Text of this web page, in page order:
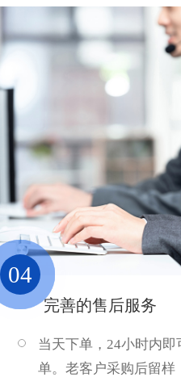
04
完善的售后服务
当天下单，24小时内
单。老客户采购后留样